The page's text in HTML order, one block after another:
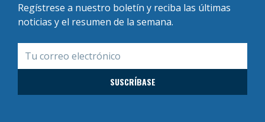
Regístrese a nuestro boletín y reciba las últimas
noticias y el resumen de la semana.